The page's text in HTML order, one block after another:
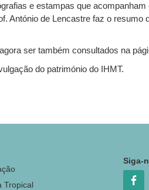
e estampas que
António de Lencastre faz o
ser também consultados na
do património do IHMT.
Tropical
Siga-